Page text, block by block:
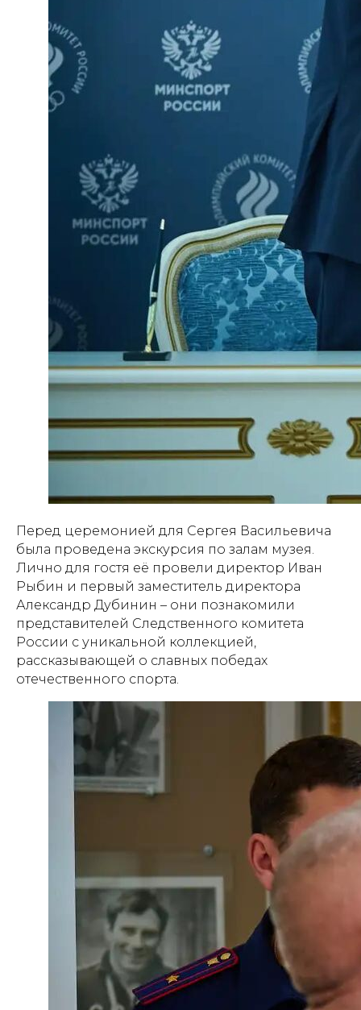
Перед церемонией для Сергея Васильевича
была проведена экскурсия по залам музея.
Лично для гостя её провели директор Иван
Рыбин и первый заместитель директора
Александр Дубинин – они познакомили
представителей Следственного комитета
России с уникальной коллекцией,
рассказывающей о славных победах
отечественного спорта.